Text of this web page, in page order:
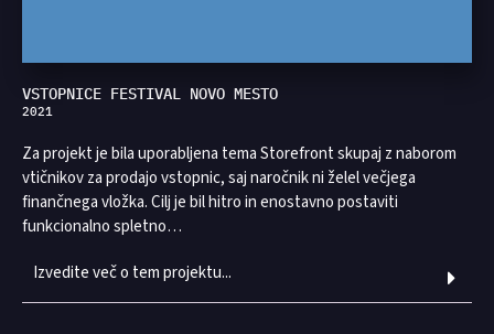
VSTOPNICE FESTIVAL NOVO MESTO
2021
Za projekt je bila uporabljena tema Storefront skupaj z naborom
vtičnikov za prodajo vstopnic, saj naročnik ni želel večjega
finančnega vložka. Cilj je bil hitro in enostavno postaviti
funkcionalno spletno…
Izvedite več o tem projektu...